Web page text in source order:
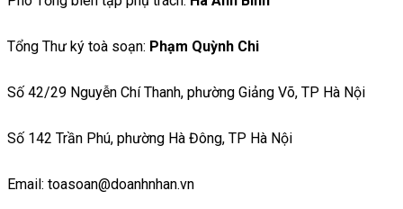
Tổng Thư ký toà soạn: Phạm Quỳnh Chi
Số 42/29 Nguyễn Chí Thanh, phường Giảng Võ, TP Hà Nội
Số 142 Trần Phú, phường Hà Đông, TP Hà Nội
Email: toasoan@doanhnhan.vn